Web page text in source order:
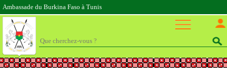
Ambassade du Burkina Faso à Tunis